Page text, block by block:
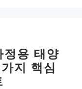
용 태양
지 핵심